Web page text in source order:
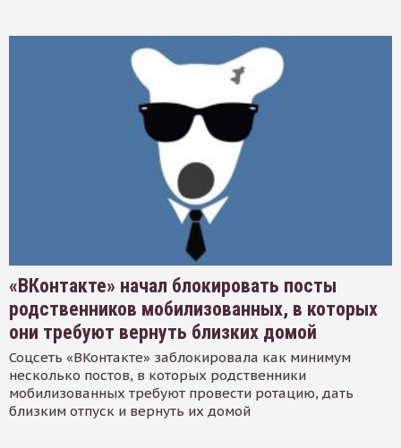
«ВКонтакте» начал блокировать посты
родственников мобилизованных, в которых
они требуют вернуть близких домой
Соцсеть «ВКонтакте» заблокировала как минимум
несколько постов, в которых родственники
мобилизованных требуют провести ротацию, дать
близким отпуск и вернуть их домой